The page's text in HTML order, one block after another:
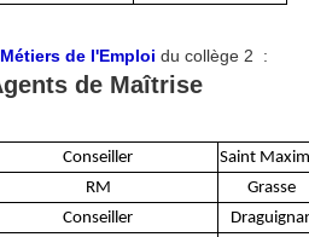
de l'Emploi du collège 2 :
de Maîtrise
Conseiller
Saint
RM
Grasse
Conseiller